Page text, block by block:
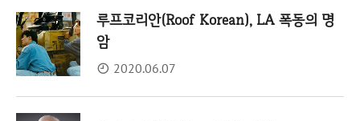
루프코리안(Roof Korean), LA 폭동의 명
암
2020.06.07